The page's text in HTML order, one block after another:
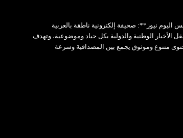
نيوز**: صحيفة إلكترونية ناطقة بالعربية
الأخبار الوطنية والدولية بكل حياد وموضوعية، وتهدف
متنوع وموثوق يجمع بين المصداقية وسرعة